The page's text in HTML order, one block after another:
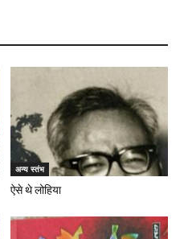
अन्य स्तंभ
ऐसे थे लोहिया